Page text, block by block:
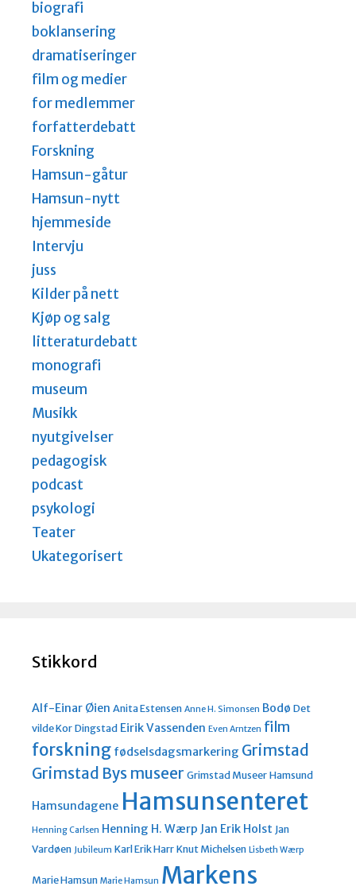
biografi
boklansering
dramatiseringer
film og medier
for medlemmer
forfatterdebatt
Forskning
Hamsun-gåtur
Hamsun-nytt
hjemmeside
Intervju
juss
Kilder på nett
Kjøp og salg
litteraturdebatt
monografi
museum
Musikk
nyutgivelser
pedagogisk
podcast
psykologi
Teater
Ukategorisert
Stikkord
Alf-Einar Øien Anita Estensen Anne H. Simonsen Bodø Det
vilde KorDingstad Eirik Vassenden Even Arntzen film
forskning fødselsdagsmarkering Grimstad
Grimstad Bys museer Grimstad MuseerHamsund
Hamsundagene Hamsunsenteret
Henning Carlsen Henning H. Wærp Jan Erik Holst Jan
Vardøen Jubileum Karl Erik HarrKnut Michelsen Lisbeth Wærp
Marie Hamsun Marie Hamsun Markens